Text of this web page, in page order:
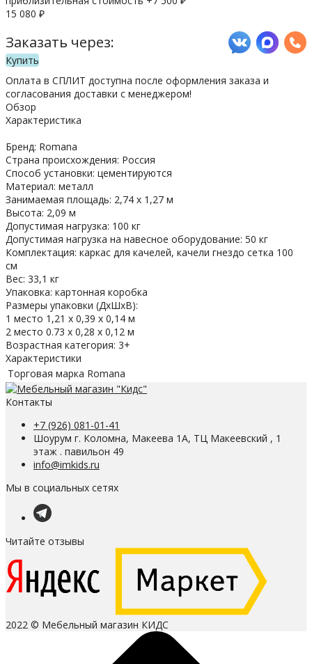
15 080 ₽
Заказать через:
Купить
Оплата в СПЛИТ доступна после оформления заказа и
согласования доставки с менеджером!
Обзор
Характеристика
Бренд: Romana
Страна происхождения: Россия
Способ установки: цементируются
Материал: металл
Занимаемая площадь: 2,74 х 1,27 м
Высота: 2,09 м
Допустимая нагрузка: 100 кг
Допустимая нагрузка на навесное оборудование: 50 кг
Комплектация: каркас для качелей, качели гнездо сетка 100
см
Вес: 33,1 кг
Упаковка: картонная коробка
Размеры упаковки (ДхШхВ):
1 место 1,21 х 0,39 х 0,14 м
2 место 0.73 x 0,28 х 0,12 м
Возрастная категория: 3+
Характеристики
Торговая марка Romana
Контакты
+7 (926) 081-01-41
Шоурум г. Коломна, Макеева 1А, ТЦ Макеевский , 1
этаж . павильон 49
info@imkids.ru
Мы в социальных сетях
Читайте отзывы
2022 © Мебельный магазин КИДС